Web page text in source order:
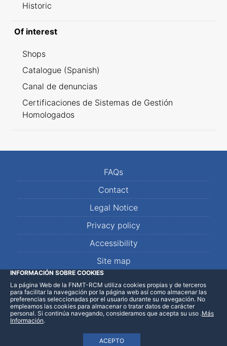
Historic
Of interest
Shops
Catalogue (Spanish)
Canal de denuncias
Certificaciones de Sistemas de Gestión
Homologados
FAQs
Contact
Legal Notice
Privacy policy
Accessibility
Site map
LinkedInFacebookWhatsApp
INFORMACIÓN SOBRE COOKIES
La página Web de la FNMT-RCM utiliza cookies propias y de terceros
para facilitar la navegación por la página web así como almacenar las
preferencias seleccionadas por el usuario durante su navegación. No
empleamos las cookies para almacenar o tratar datos de carácter
personal. Si continúa navegando, consideramos que acepta su uso
ACEPTO
.Más
Información.